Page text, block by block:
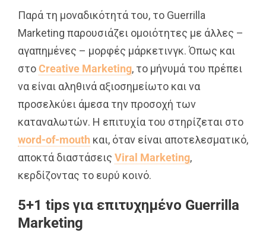
Παρά τη μοναδικότητά του, το Guerrilla
Marketing παρουσιάζει ομοιότητες με άλλες –
αγαπημένες – μορφές μάρκετινγκ. Όπως και
στοCreative Marketing, το μήνυμά του πρέπει
να είναι αληθινά αξιοσημείωτο και να
προσελκύει άμεσα την προσοχή των
καταναλωτών. Η επιτυχία του στηρίζεται στο
word-of-mouth και, όταν είναι αποτελεσματικό,
αποκτά διαστάσεις Viral Marketing,
κερδίζοντας το ευρύ κοινό.
5+1 tips για επιτυχημένο Guerrilla
Marketing